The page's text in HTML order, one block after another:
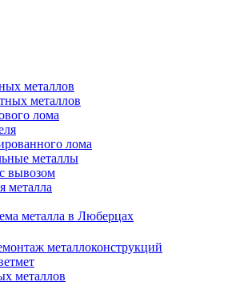
металлов
металлов
лома
лома
металлы
вывозом
металла
металла в Люберцах
металлоконструкций
металлов